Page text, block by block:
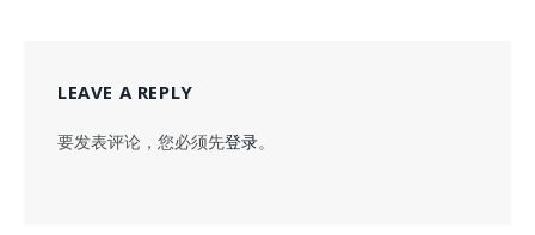
LEAVE A REPLY
要发表评论，您必须先登录。